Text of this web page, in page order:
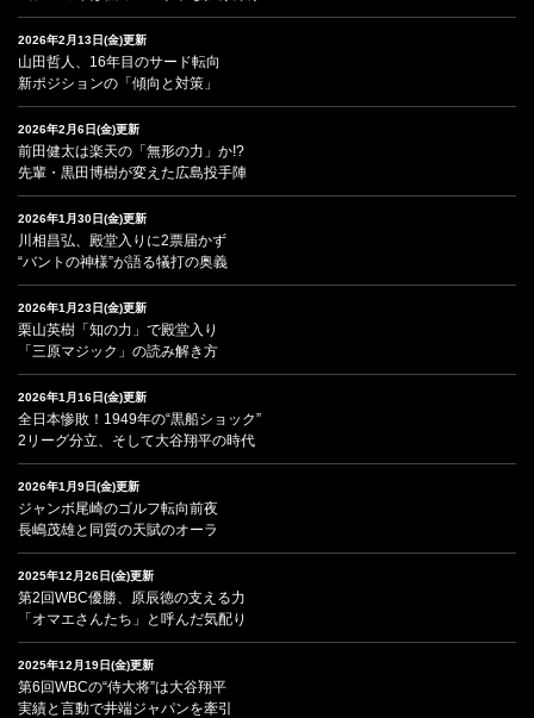
2026年2月13日(金)更新
山田哲人、16年目のサード転向
新ポジションの「傾向と対策」
2026年2月6日(金)更新
前田健太は楽天の「無形の力」か!?
先輩・黒田博樹が変えた広島投手陣
2026年1月30日(金)更新
川相昌弘、殿堂入りに2票届かず
“バントの神様”が語る犠打の奥義
2026年1月23日(金)更新
栗山英樹「知の力」で殿堂入り
「三原マジック」の読み解き方
2026年1月16日(金)更新
全日本惨敗！1949年の“黒船ショック”
2リーグ分立、そして大谷翔平の時代
2026年1月9日(金)更新
ジャンボ尾崎のゴルフ転向前夜
長嶋茂雄と同質の天賦のオーラ
2025年12月26日(金)更新
第2回WBC優勝、原辰徳の支える力
「オマエさんたち」と呼んだ気配り
2025年12月19日(金)更新
第6回WBCの“侍大将”は大谷翔平
実績と言動で井端ジャパンを牽引